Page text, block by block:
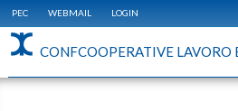
PEC WEBMAIL LOGIN
CONFCOOPERATIVE LAVORO